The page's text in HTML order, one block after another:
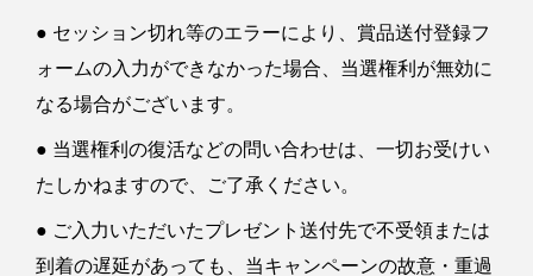
● セッション切れ等のエラーにより、賞品送付登録フ
ォームの入力ができなかった場合、当選権利が無効に
なる場合がございます。
● 当選権利の復活などの問い合わせは、一切お受けい
たしかねますので、ご了承ください。
● ご入力いただいたプレゼント送付先で不受領または
到着の遅延があっても、当キャンペーンの故意・重過